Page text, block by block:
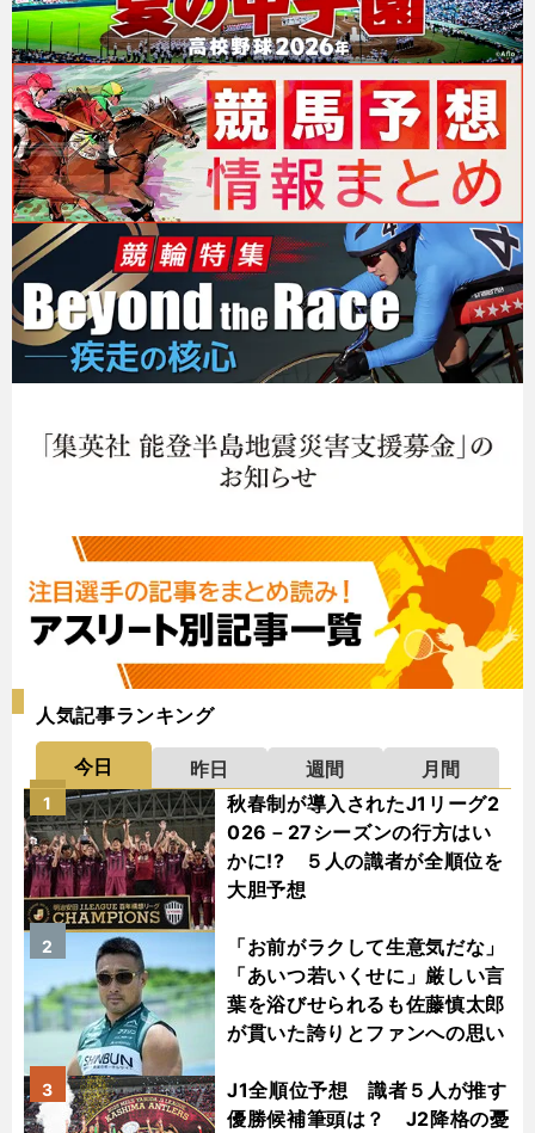
人気記事ランキング
今日 昨日 週間
月間
秋春制が導入されたJ1リーグ2
026－27シーズンの行方はい
かに!? ５人の識者が全順位を
大胆予想
1
「お前がラクして生意気だな」
「あいつ若いくせに」厳しい言
葉を浴びせられるも佐藤慎太郎
が貫いた誇りとファンへの思い
2
J1全順位予想 識者５人が推す
優勝候補筆頭は？ J2降格の憂
3